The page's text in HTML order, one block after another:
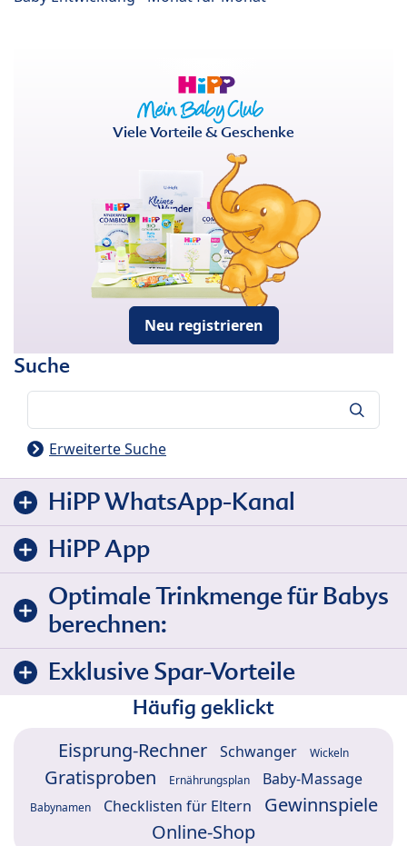
Viele Vorteile & Geschenke
Neu registrieren
Suche
Erweiterte Suche
HiPP WhatsApp-Kanal
HiPP App
Optimale Trinkmenge für Babys
berechnen:
Exklusive Spar-Vorteile
Häufig geklickt
Eisprung-Rechner Schwanger Wickeln
Gratisproben Ernährungsplan Baby-Massage
Babynamen Checklisten für Eltern
Gewinnspiele
Online-Shop